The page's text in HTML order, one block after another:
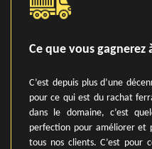
Ce que vous
C’est depuis plus d’une
pour ce qui est du rachat
dans le domaine, c’est
perfection pour améliorer et
tous nos clients. C’est pour